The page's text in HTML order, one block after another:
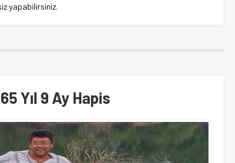
yapabilirsiniz.
Yıl 9 Ay Hapis